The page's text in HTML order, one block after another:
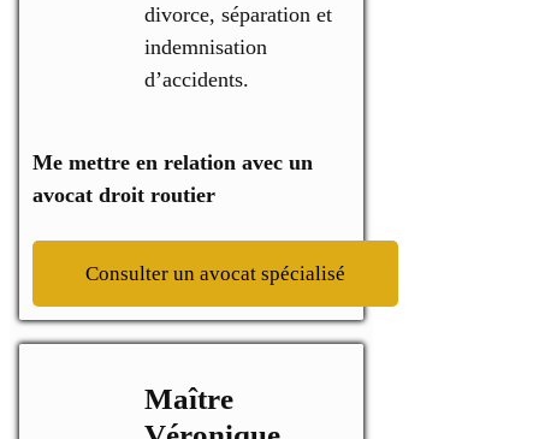
divorce, séparation et
indemnisation
d’accidents.
Me mettre en relation avec un
avocat droit routier
Consulter un avocat spécialisé
Maître